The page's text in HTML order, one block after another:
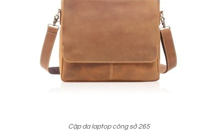
Cặp da laptop công sở 265